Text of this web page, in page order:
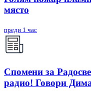
място
преди 1 час
Спомени за
радио! Говори